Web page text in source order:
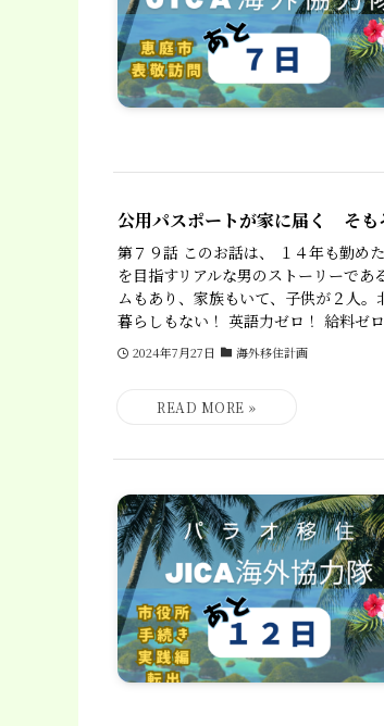
公用パスポートが家に届く そも
第７９話 このお話は、 １４年も勤め
を目指すリアルな男のストーリーで
ムもあり、家族もいて、子供が２人
暮らしもない！ 英語力ゼロ！ 給料ゼ
2024年7月27日 海外移住計画